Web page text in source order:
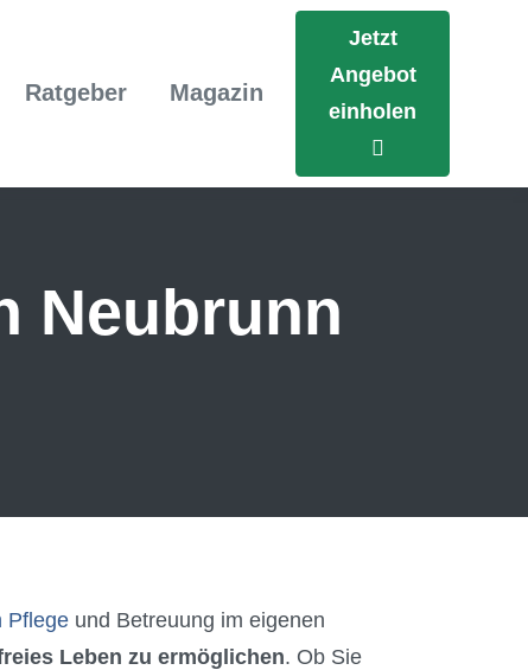
Ratgeber Magazin
Jetzt
Angebot
einholen
Neubrunn
Pflege und Betreuung im eigenen
Leben zu ermöglichen. Ob Sie